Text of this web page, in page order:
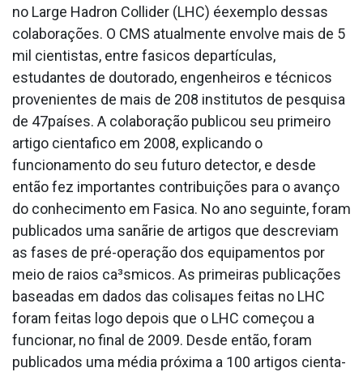
no Large Hadron Collider (LHC) éexemplo dessas
colaborações. O CMS atualmente envolve mais de 5
mil cientistas, entre fa­sicos departículas,
estudantes de doutorado, engenheiros e técnicos
provenientes de mais de 208 institutos de pesquisa
de 47países. A colaboração publicou seu primeiro
artigo cienta­fico em 2008, explicando o
funcionamento do seu futuro detector, e desde
então fez importantes contribuições para o avanço
do conhecimento em Fa­sica. No ano seguinte, foram
publicados uma sanãrie de artigos que descreviam
as fases de pré-operação dos equipamentos por
meio de raios ca³smicos. As primeiras publicações
baseadas em dados das colisaµes feitas no LHC
foram feitas logo depois que o LHC começou a
funcionar, no final de 2009. Desde então, foram
publicados uma média próxima a 100 artigos cienta­